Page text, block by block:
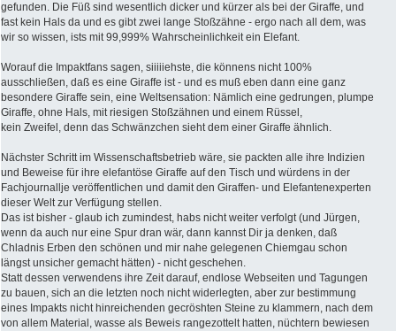
gefunden. Die Füß sind wesentlich dicker und kürzer als bei der Giraffe, und
fast kein Hals da und es gibt zwei lange Stoßzähne - ergo nach all dem, was
wir so wissen, ists mit 99,999% Wahrscheinlichkeit ein Elefant.
Worauf die Impaktfans sagen, siiiiiehste, die könnens nicht 100%
ausschließen, daß es eine Giraffe ist - und es muß eben dann eine ganz
besondere Giraffe sein, eine Weltsensation: Nämlich eine gedrungen, plumpe
Giraffe, ohne Hals, mit riesigen Stoßzähnen und einem Rüssel,
kein Zweifel, denn das Schwänzchen sieht dem einer Giraffe ähnlich.
Nächster Schritt im Wissenschaftsbetrieb wäre, sie packten alle ihre Indizien
und Beweise für ihre elefantöse Giraffe auf den Tisch und würdens in der
Fachjournallje veröffentlichen und damit den Giraffen- und Elefantenexperten
dieser Welt zur Verfügung stellen.
Das ist bisher - glaub ich zumindest, habs nicht weiter verfolgt (und Jürgen,
wenn da auch nur eine Spur dran wär, dann kannst Dir ja denken, daß
Chladnis Erben den schönen und mir nahe gelegenen Chiemgau schon
längst unsicher gemacht hätten) - nicht geschehen.
Statt dessen verwendens ihre Zeit darauf, endlose Webseiten und Tagungen
zu bauen, sich an die letzten noch nicht widerlegten, aber zur bestimmung
eines Impakts nicht hinreichenden gecröshten Steine zu klammern, nach dem
von allem Material, wasse als Beweis rangezottelt hatten, nüchtern bewiesen